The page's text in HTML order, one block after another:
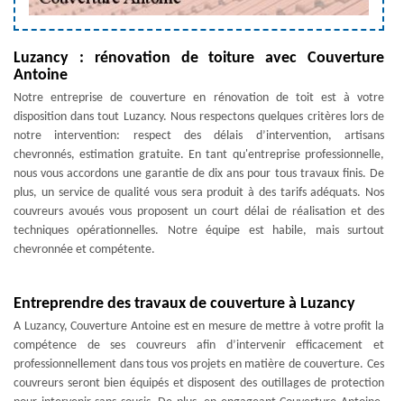
Luzancy : rénovation de toiture avec Couverture
Antoine
Notre entreprise de couverture en rénovation de toit est à votre
disposition dans tout Luzancy. Nous respectons quelques critères lors de
notre intervention: respect des délais d’intervention, artisans
chevronnés, estimation gratuite. En tant qu'entreprise professionnelle,
nous vous accordons une garantie de dix ans pour tous travaux finis. De
plus, un service de qualité vous sera produit à des tarifs adéquats. Nos
couvreurs avoués vous proposent un court délai de réalisation et des
techniques opérationnelles. Notre équipe est habile, mais surtout
chevronnée et compétente.
Entreprendre des travaux de couverture à Luzancy
A Luzancy, Couverture Antoine est en mesure de mettre à votre profit la
compétence de ses couvreurs afin d’intervenir efficacement et
professionnellement dans tous vos projets en matière de couverture. Ces
couvreurs seront bien équipés et disposent des outillages de protection